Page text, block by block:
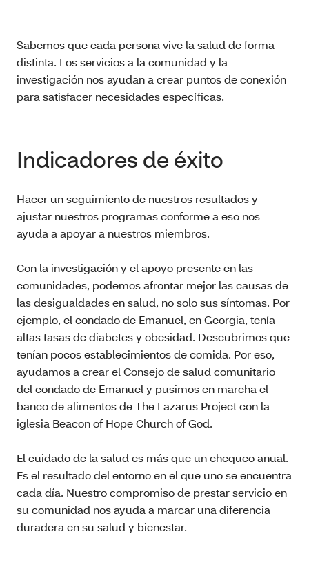
Sabemos que cada persona vive la salud de forma
distinta. Los servicios a la comunidad y la
investigación nos ayudan a crear puntos de conexión
para satisfacer necesidades específicas.
Indicadores de éxito
Hacer un seguimiento de nuestros resultados y
ajustar nuestros programas conforme a eso nos
ayuda a apoyar a nuestros miembros.
Con la investigación y el apoyo presente en las
comunidades, podemos afrontar mejor las causas de
las desigualdades en salud, no solo sus síntomas. Por
ejemplo, el condado de Emanuel, en Georgia, tenía
altas tasas de diabetes y obesidad. Descubrimos que
tenían pocos establecimientos de comida. Por eso,
ayudamos a crear el Consejo de salud comunitario
del condado de Emanuel y pusimos en marcha el
banco de alimentos de The Lazarus Project con la
iglesia Beacon of Hope Church of God.
El cuidado de la salud es más que un chequeo anual.
Es el resultado del entorno en el que uno se encuentra
cada día. Nuestro compromiso de prestar servicio en
su comunidad nos ayuda a marcar una diferencia
duradera en su salud y bienestar.